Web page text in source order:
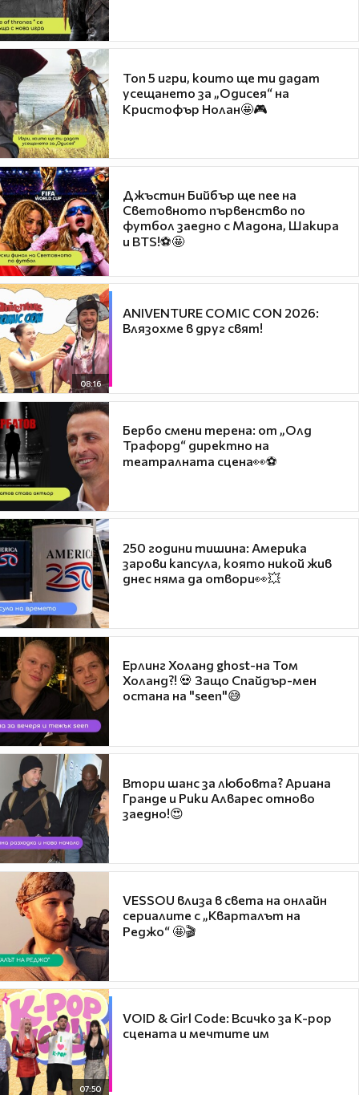
Топ 5 игри, които ще ти дадат
усещането за „Одисея“ на
Кристофър Нолан🤩🎮
Джъстин Бийбър ще пее на
Световното първенство по
футбол заедно с Мадона, Шакира
и BTS!⚽🤩
08:16
ANIVENTURE COMIC CON 2026:
Влязохме в друг свят!
Бербо смени терена: от „Олд
Трафорд“ директно на
театралната сцена👀⚽
250 години тишина: Америка
зарови капсула, която никой жив
днес няма да отвори👀💥
Ерлинг Холанд ghost-на Том
Холанд?! 💀 Защо Спайдър-мен
остана на "seen"😅
Втори шанс за любовта? Ариана
Гранде и Рики Алварес отново
заедно!😍
VESSOU влиза в света на онлайн
сериалите с „Кварталът на
Реджо“ 🤩🎬
07:50
VOID & Girl Code: Всичко за K-pop
сцената и мечтите им